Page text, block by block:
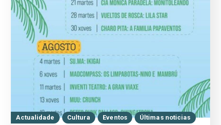
Actualidade Cultura Eventos Últimas noticias